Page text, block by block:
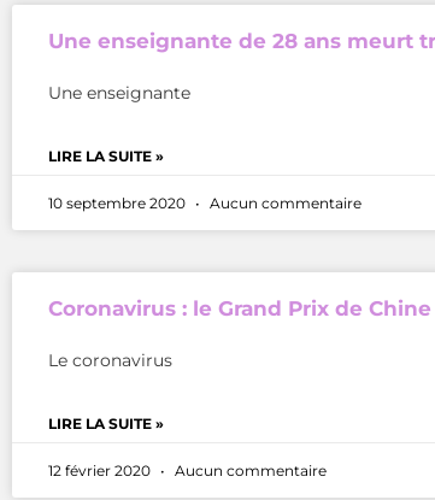
Une enseignante de 28 ans meurt
Une enseignante
LIRE LA SUITE »
10 septembre 2020 Aucun commentaire
Coronavirus : le Grand Prix de
Le coronavirus
LIRE LA SUITE »
12 février 2020 Aucun commentaire